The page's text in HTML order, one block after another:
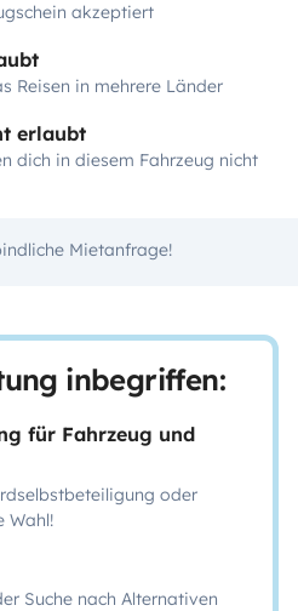
akzeptiert
Reisen in mehrere Länder
erlaubt
dich in diesem Fahrzeug nicht
Mietanfrage!
inbegriffen:
für Fahrzeug und
oder
Wahl!
Suche nach Alternativen